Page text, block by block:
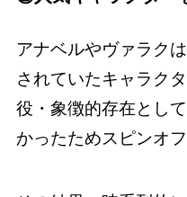
アナベルやヴァラク
されていたキャラク
役・象徴的存在とし
かったためスピンオ